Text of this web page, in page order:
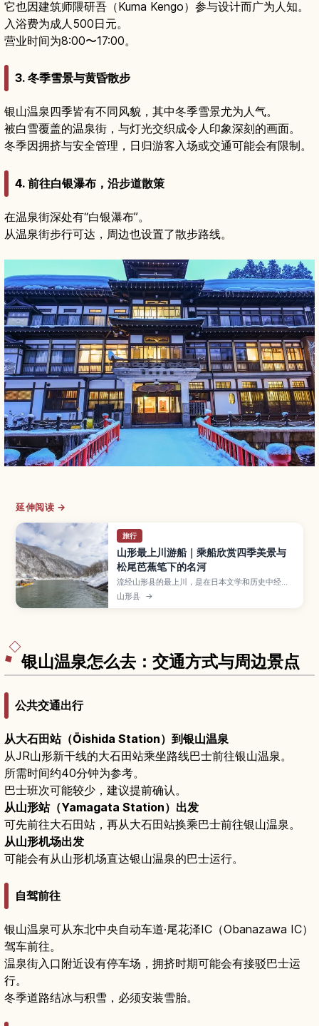
它也因建筑师隈研吾（Kuma Kengo）参与设计而广为人知。
入浴费为成人500日元。
营业时间为8:00〜17:00。
3. 冬季雪景与黄昏散步
银山温泉四季皆有不同风貌，其中冬季雪景尤为人气。
被白雪覆盖的温泉街，与灯光交织成令人印象深刻的画面。
冬季因拥挤与安全管理，日归游客入场或交通可能会有限制。
4. 前往白银瀑布，沿步道散策
在温泉街深处有“白银瀑布”。
从温泉街步行可达，周边也设置了散步路线。
延伸阅读 →
旅行
山形最上川游船｜乘船欣赏四季美景与
松尾芭蕉笔下的名河
流经山形县的最上川，是在日本文学和历史中经常
出现的著名河流，而“最上川游船”则让旅客能轻松
顺流而下，欣赏两岸随四季变化的风景。本文介绍
山形县 →
银山温泉怎么去：交通方式与周边景点
公共交通出行
从大石田站（Ōishida Station）到银山温泉
从JR山形新干线的大石田站乘坐路线巴士前往银山温泉。
所需时间约40分钟为参考。
巴士班次可能较少，建议提前确认。
从山形站（Yamagata Station）出发
可先前往大石田站，再从大石田站换乘巴士前往银山温泉。
从山形机场出发
可能会有从山形机场直达银山温泉的巴士运行。
自驾前往
银山温泉可从东北中央自动车道·尾花泽IC（Obanazawa IC）
驾车前往。
温泉街入口附近设有停车场，拥挤时期可能会有接驳巴士运
行。
冬季道路结冰与积雪，必须安装雪胎。